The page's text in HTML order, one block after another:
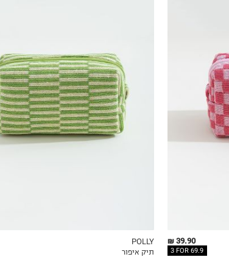
אני רוצה לקבל מטרמינל איקס מידע ופרסום על הטבות,
עדכונים וקולקציות חדשות באמצעי התקשרות
והטכנולוגיה השונים כגון: דוא"ל/ סמס/ וואטסאפ ועוד.
ידוע לי כי באפשרותי לבטל את ההסכמה בכל עת באיזור
האישי או בפנייה לsupport@terminalx.com. למידע
נוסף על אופן השימוש במידע האישי ראו אתמדיניות
הפרטיות.
39.90 ₪
3 FOR 69.9
POLLY
תיק איפור